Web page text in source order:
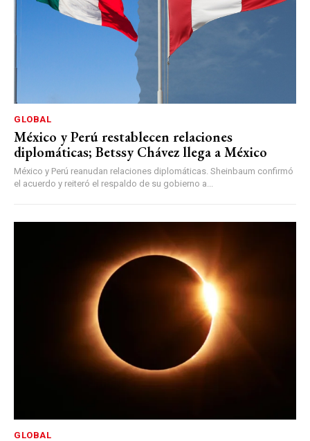
GLOBAL
México y Perú restablecen relaciones
diplomáticas; Betssy Chávez llega a México
México y Perú reanudan relaciones diplomáticas. Sheinbaum confirmó
el acuerdo y reiteró el respaldo de su gobierno a...
GLOBAL